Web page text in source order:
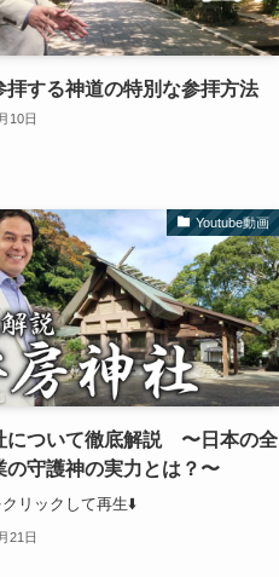
拝する神道の特別な参拝方法
10日
Youtube動画
について徹底解説 〜日本の全
の守護神の実力とは？〜
リックして再生⬇️
21日